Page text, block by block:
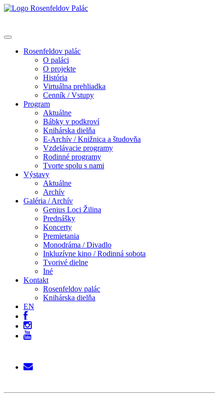
Rosenfeldov palác
O paláci
O projekte
História
Virtuálna prehliadka
Cenník / Vstupy
Program
Aktuálne
Bábky v podkroví
Knihárska dielňa
E-Archív / Knižnica a študovňa
Vzdelávacie programy
Rodinné programy
Tvorte spolu s nami
Výstavy
Aktuálne
Archív
Galéria / Archív
Genius Loci Žilina
Prednášky
Koncerty
Premietania
Monodráma / Divadlo
Inkluzívne kino / Rodinná sobota
Tvorivé dielne
Iné
Kontakt
Rosenfeldov palác
Knihárska dielňa
EN